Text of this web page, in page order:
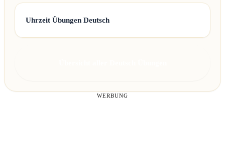
Uhrzeit Übungen Deutsch
WERBUNG